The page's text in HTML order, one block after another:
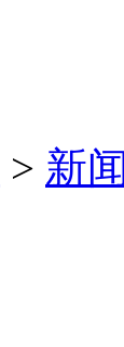
> 新